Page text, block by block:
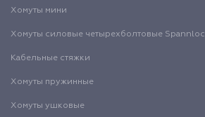
Хомуты мини
Хомуты силовые четырехболтовые Spannloc
Кабельные стяжки
Хомуты пружинные
Хомуты ушковые